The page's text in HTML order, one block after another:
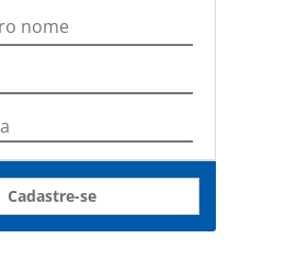
Cadastre-se